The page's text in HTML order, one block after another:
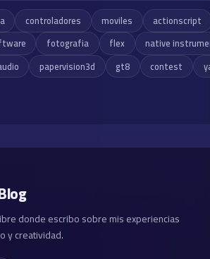
controladores moviles
actionscript
fotografia flex
native
papervision3d gt8 contest
donde escribo sobre mis experiencias
y creatividad.